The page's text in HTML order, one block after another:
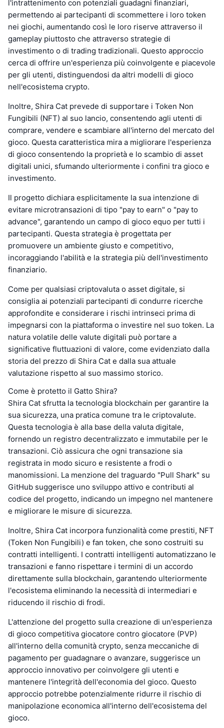
l'intrattenimento con potenziali guadagni finanziari,
permettendo ai partecipanti di scommettere i loro token
nei giochi, aumentando così le loro riserve attraverso il
gameplay piuttosto che attraverso strategie di
investimento o di trading tradizionali. Questo approccio
cerca di offrire un'esperienza più coinvolgente e piacevole
per gli utenti, distinguendosi da altri modelli di gioco
nell'ecosistema crypto.
Inoltre, Shira Cat prevede di supportare i Token Non
Fungibili (NFT) al suo lancio, consentendo agli utenti di
comprare, vendere e scambiare all'interno del mercato del
gioco. Questa caratteristica mira a migliorare l'esperienza
di gioco consentendo la proprietà e lo scambio di asset
digitali unici, sfumando ulteriormente i confini tra gioco e
investimento.
Il progetto dichiara esplicitamente la sua intenzione di
evitare microtransazioni di tipo "pay to earn" o "pay to
advance", garantendo un campo di gioco equo per tutti i
partecipanti. Questa strategia è progettata per
promuovere un ambiente giusto e competitivo,
incoraggiando l'abilità e la strategia più dell'investimento
finanziario.
Come per qualsiasi criptovaluta o asset digitale, si
consiglia ai potenziali partecipanti di condurre ricerche
approfondite e considerare i rischi intrinseci prima di
impegnarsi con la piattaforma o investire nel suo token. La
natura volatile delle valute digitali può portare a
significative fluttuazioni di valore, come evidenziato dalla
storia del prezzo di Shira Cat e dalla sua attuale
valutazione rispetto al suo massimo storico.
Come è protetto il Gatto Shira?
Shira Cat sfrutta la tecnologia blockchain per garantire la
sua sicurezza, una pratica comune tra le criptovalute.
Questa tecnologia è alla base della valuta digitale,
fornendo un registro decentralizzato e immutabile per le
transazioni. Ciò assicura che ogni transazione sia
registrata in modo sicuro e resistente a frodi o
manomissioni. La menzione del traguardo "Pull Shark" su
GitHub suggerisce uno sviluppo attivo e contributi al
codice del progetto, indicando un impegno nel mantenere
e migliorare le misure di sicurezza.
Inoltre, Shira Cat incorpora funzionalità come prestiti, NFT
(Token Non Fungibili) e fan token, che sono costruiti su
contratti intelligenti. I contratti intelligenti automatizzano le
transazioni e fanno rispettare i termini di un accordo
direttamente sulla blockchain, garantendo ulteriormente
l'ecosistema eliminando la necessità di intermediari e
riducendo il rischio di frodi.
L'attenzione del progetto sulla creazione di un'esperienza
di gioco competitiva giocatore contro giocatore (PVP)
all'interno della comunità crypto, senza meccaniche di
pagamento per guadagnare o avanzare, suggerisce un
approccio innovativo per coinvolgere gli utenti e
mantenere l'integrità dell'economia del gioco. Questo
approccio potrebbe potenzialmente ridurre il rischio di
manipolazione economica all'interno dell'ecosistema del
gioco.